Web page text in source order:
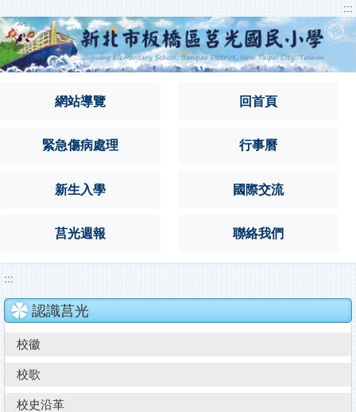
到
主
要
:::
網站導覽 回首頁
緊急傷病處理 行事曆
新生入學 國際交流
莒光週報 聯絡我們
:::
認識莒光
校徽
校歌
校史沿革